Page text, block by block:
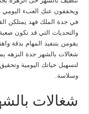
ويخففون عنكِ العبء اليومي
في جدة الملك فهد يمتلكن
والتحديات التي قد تكون
يقومن بتنفيذ المهام بدقة
شغالات بالشهر جدة النزهه
لتسهيل حياتك اليومية
وسلاسة.
شغالات